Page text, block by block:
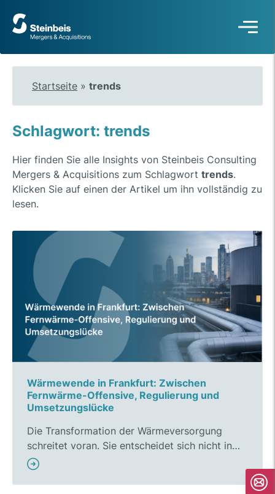
Zur
Startseite
Startseite » trends
Schlagwort: trends
Hier finden Sie alle Insights von Steinbeis Consulting
Mergers & Acquisitions zum Schlagwort trends.
Klicken Sie auf einen der Artikel um ihn vollständig zu
lesen.
Wärmewende in Frankfurt: Zwischen
Fernwärme-Offensive, Regulierung und
Umsetzungslücke
Die Transformation der Wärmeversorgung
schreitet voran. Sie entscheidet sich nicht in…